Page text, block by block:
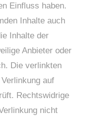
Einfluss haben.
Inhalte auch
Inhalte der
Anbieter oder
Die verlinkten
auf
Rechtswidrige
nicht